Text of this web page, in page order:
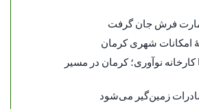
فرش جان گرفت
امکانات شهری کرمان
کارخانه نوآوری؛ کرمان در مسیر
زمین‌گیر می‌شود